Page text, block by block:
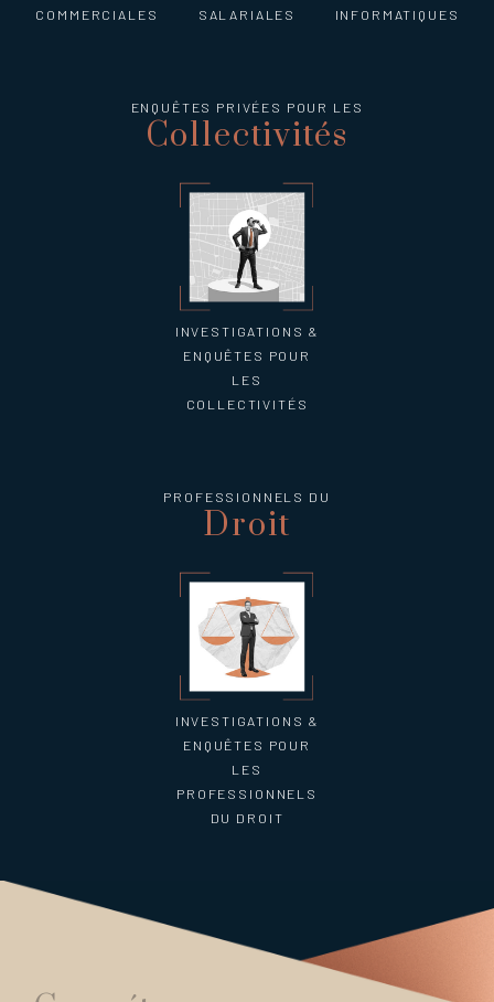
COMMERCIALES
SALARIALES
INFORMATIQUES
ENQUÊTES PRIVÉES POUR LES
Collectivités
INVESTIGATIONS &
ENQUÊTES POUR
LES
COLLECTIVITÉS
PROFESSIONNELS DU
Droit
INVESTIGATIONS &
ENQUÊTES POUR
LES
PROFESSIONNELS
DU DROIT